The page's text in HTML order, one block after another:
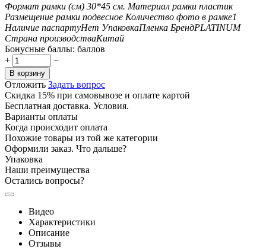
Формат рамки (см) 30*45 см. Материал рамки пластик
Размещение рамки подвесное Количество фото в рамке1
Наличие паспартуНет УпаковкаПленка БрендPLATINUM
Страна производстваКитай
Бонусные баллы: баллов
+
−
В корзину
Отложить Задать вопрос
Скидка 15% при самовывозе и оплате картой
Бесплатная доставка. Условия.
Варианты оплаты
Когда происходит оплата
Похожие товары из той же категории
Оформили заказ. Что дальше?
Упаковка
Наши преимущества
Остались вопросы?
Видео
Характеристики
Описание
Отзывы